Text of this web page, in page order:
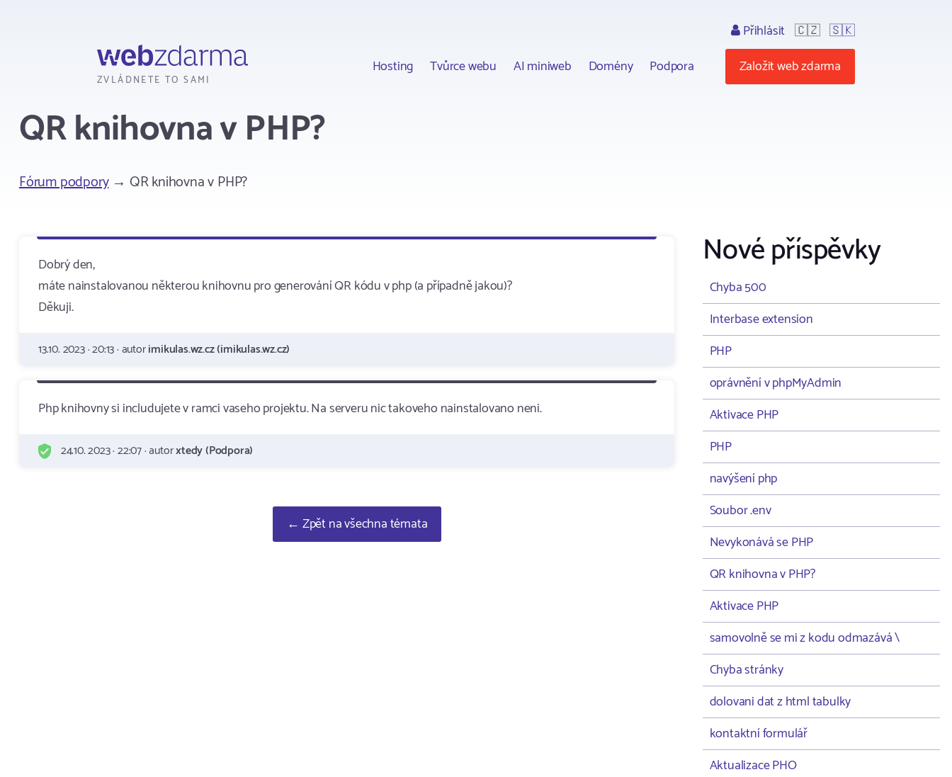
ZVLÁDNETE TO SAMI
Hosting Tvůrce webu AI miniweb Domény Podpora
Přihlásit 🇨🇿 🇸🇰
Založit web zdarma
QR knihovna v PHP?
Fórum podpory→ QR knihovna v PHP?
Dobrý den,
máte nainstalovanou některou knihovnu pro generování QR kódu v php (a případně jakou)?
Děkuji.
13.10. 2023 · 20:13 · autorimikulas.wz.cz (imikulas.wz.cz)
Php knihovny si includujete v ramci vaseho projektu. Na serveru nic takoveho nainstalovano neni.
24.10. 2023 · 22:07 · autorxtedy (Podpora)
← Zpět na všechna témata
Nové příspěvky
Chyba 500
Interbase extension
PHP
oprávnění v phpMyAdmin
Aktivace PHP
PHP
navýšení php
Soubor .env
Nevykonává se PHP
QR knihovna v PHP?
Aktivace PHP
samovolně se mi z kodu odmazává \
Chyba stránky
dolovani dat z html tabulky
kontaktní formulář
Aktualizace PHO